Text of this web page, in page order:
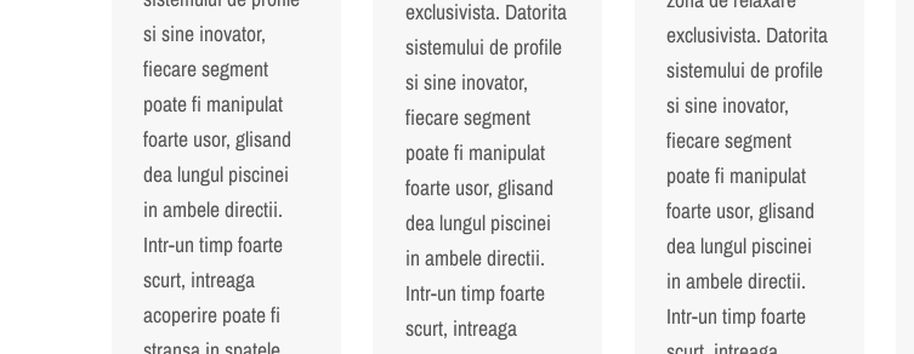
si sine inovator,
fiecare segment
poate fi manipulat
foarte usor, glisand
dea lungul piscinei
in ambele directii.
Intr-un timp foarte
scurt, intreaga
acoperire poate fi
exclusivista. Datorita
sistemului de profile
si sine inovator,
fiecare segment
poate fi manipulat
foarte usor, glisand
dea lungul piscinei
in ambele directii.
Intr-un timp foarte
scurt, intreaga
exclusivista. Datorita
sistemului de profile
si sine inovator,
fiecare segment
poate fi manipulat
foarte usor, glisand
dea lungul piscinei
in ambele directii.
Intr-un timp foarte